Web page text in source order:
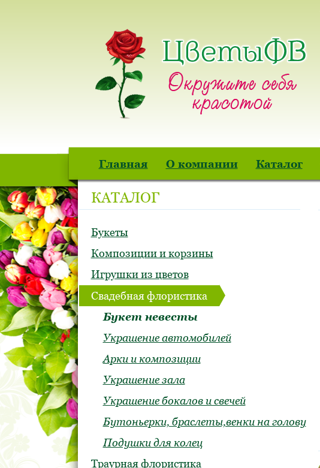
Главная О компании Каталог
КАТАЛОГ
Букеты
Композиции и корзины
Игрушки из цветов
Свадебная флористика
Букет невесты
Украшение автомобилей
Арки и композиции
Украшение зала
Украшение бокалов и свечей
Бутоньерки, браслеты,венки на голову
Подушки для колец
Траурная флористика